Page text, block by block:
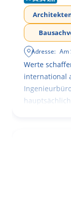
Adresse: Am
Werte
international